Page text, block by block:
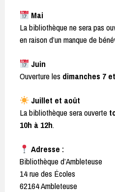
Mai
La bibliothèque ne sera pas
en raison d’un manque de
Juin
Ouverture les dimanches 7
Juillet et août
La bibliothèque sera ouverte
10h à 12h.
Adresse :
Bibliothèque d’Ambleteuse
14 rue des Écoles
62164 Ambleteuse